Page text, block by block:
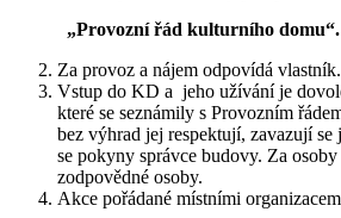
„Provozní řád kulturního domu“.
Za provoz a nájem odpovídá vlastník.
Vstup do KD a jeho užívání je
které se seznámily s Provozním
bez výhrad jej respektují, zavazují
se pokyny správce budovy. Za
zodpovědné osoby.
Akce pořádané místními